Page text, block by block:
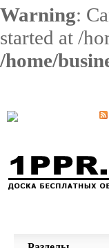
Warning:
started at /
/home/